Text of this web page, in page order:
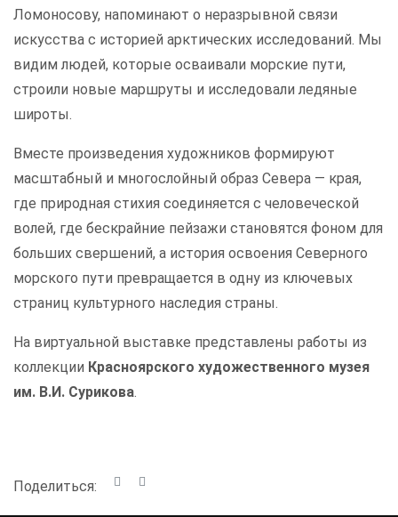
Ломоносову, напоминают о неразрывной связи
искусства с историей арктических исследований. Мы
видим людей, которые осваивали морские пути,
строили новые маршруты и исследовали ледяные
широты.
Вместе произведения художников формируют
масштабный и многослойный образ Севера — края,
где природная стихия соединяется с человеческой
волей, где бескрайние пейзажи становятся фоном для
больших свершений, а история освоения Северного
морского пути превращается в одну из ключевых
страниц культурного наследия страны.
На виртуальной выставке представлены работы из
коллекции Красноярского художественного музея
им. В.И. Сурикова.
Поделиться: